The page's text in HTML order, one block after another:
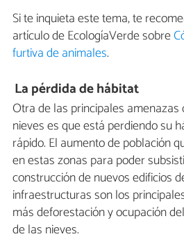
Si te inquieta este tema, te
artículo de EcologíaVerde sobre
furtiva de animales.
La pérdida de hábitat
Otra de las principales
nieves es que está perdiendo su
rápido. El aumento de población
en estas zonas para poder
construcción de nuevos edificios
infraestructuras son los
más deforestación y ocupación
de las nieves.